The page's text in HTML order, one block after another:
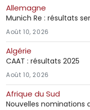
Allemagne
Munich Re : résultats
Août 10, 2026
Algérie
CAAT : résultats 2025
Août 10, 2026
Afrique du Sud
Nouvelles nominations